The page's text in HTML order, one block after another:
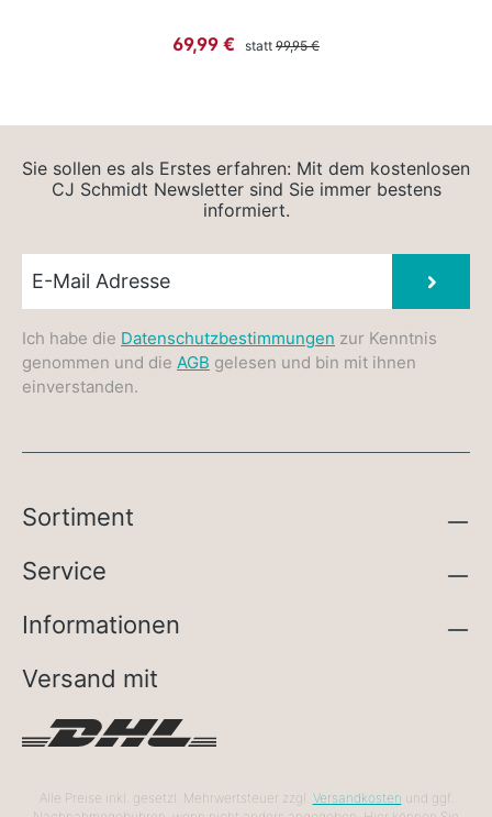
Verkaufspreis:
69,99 € statt Regulärer Preis:
99,95 €
Sie sollen es als Erstes erfahren: Mit dem kostenlosen
CJ Schmidt Newsletter sind Sie immer bestens
informiert.
Ich habe die Datenschutzbestimmungen zur Kenntnis
genommen und die AGB gelesen und bin mit ihnen
einverstanden.
Sortiment
Service
Informationen
Versand mit
Alle Preise inkl. gesetzl. Mehrwertsteuer zzgl. Versandkosten und ggf.